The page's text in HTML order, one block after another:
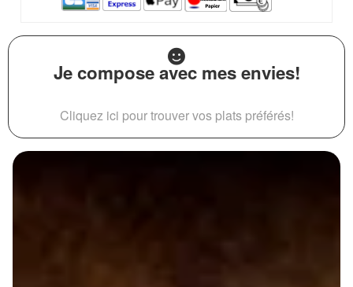
Je compose avec mes envies!
Cliquez ici pour trouver vos plats préférés!